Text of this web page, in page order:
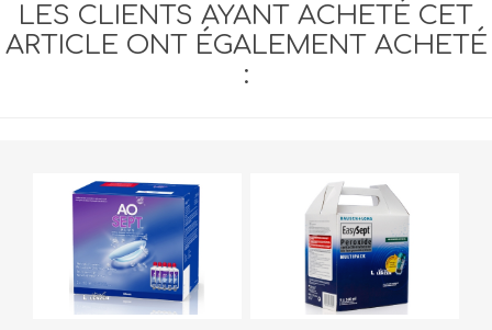
LES CLIENTS AYANT ACHETÉ CET
ARTICLE ONT ÉGALEMENT ACHETÉ
: